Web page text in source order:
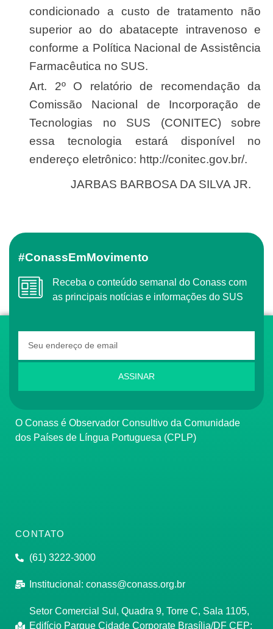
condicionado a custo de tratamento não
superior ao do abatacepte intravenoso e
conforme a Política Nacional de Assistência
Farmacêutica no SUS.
Art. 2º O relatório de recomendação da
Comissão Nacional de Incorporação de
Tecnologias no SUS (CONITEC) sobre
essa tecnologia estará disponível no
endereço eletrônico: http://conitec.gov.br/.
JARBAS BARBOSA DA SILVA JR.
#ConassEmMovimento
Receba o conteúdo semanal do Conass com
as principais notícias e informações do SUS
ASSINAR
O Conass é Observador Consultivo da Comunidade
dos Países de Língua Portuguesa (CPLP)
CONTATO
(61) 3222-3000
Institucional: conass@conass.org.br
Setor Comercial Sul, Quadra 9, Torre C, Sala 1105,
Edifício Parque Cidade Corporate Brasília/DF CEP: